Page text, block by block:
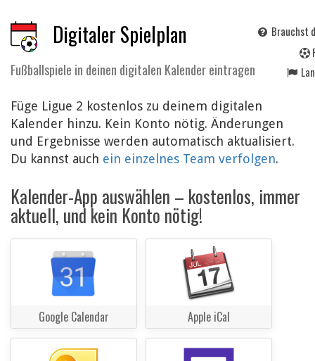
Digitaler Spielplan
Fußballspiele in deinen digitalen Kalender eintragen
Brauchst
Füge Ligue 2 kostenlos zu deinem digitalen
Kalender hinzu. Kein Konto nötig. Änderungen
und Ergebnisse werden automatisch aktualisiert.
Du kannst auch ein einzelnes Team verfolgen.
Kalender-App auswählen – kostenlos, immer
aktuell, und kein Konto nötig!
Google Calendar Apple iCal